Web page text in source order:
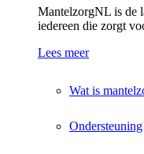
MantelzorgNL is de
iedereen die zorgt
Lees meer
Wat is
Ondersteuning